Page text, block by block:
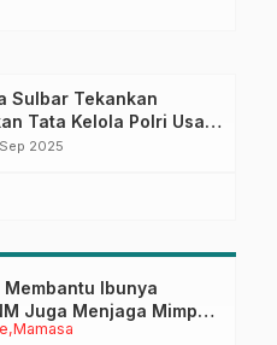
Sulbar Tekankan
Tata Kelola Polri Usai
Itwasum Polri
2025
Mamasa
Membantu Ibunya
Juga Menjaga Mimpi
Menggapai Cita-Cita